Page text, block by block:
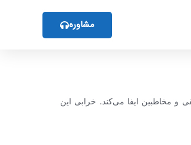
مشاوره
و مخاطبین ایفا می‌کند. خرابی این